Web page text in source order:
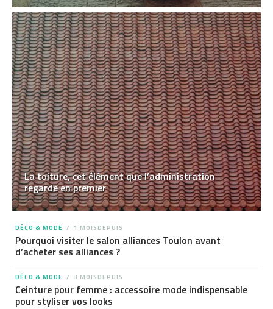
La toiture, cet élément que l’administration
regarde en premier
DÉCO & MODE 1 MOISDEPUIS
Pourquoi visiter le salon alliances Toulon avant
d’acheter ses alliances ?
DÉCO & MODE 3 MOISDEPUIS
Ceinture pour femme : accessoire mode indispensable
pour styliser vos looks